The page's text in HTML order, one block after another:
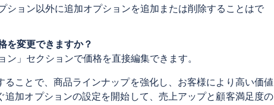
ション以外に追加オプションを追加または削除することはで
を変更できますか？
ン」セクションで価格を直接編集できます。
ることで、商品ラインナップを強化し、お客様により高い価値
追加オプションの設定を開始して、売上アップと顧客満足度の